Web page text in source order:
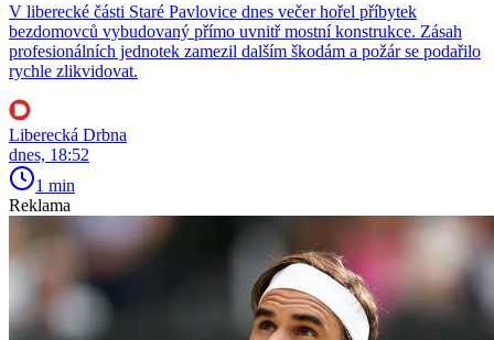
V liberecké části Staré Pavlovice dnes večer hořel příbytek
bezdomovců vybudovaný přímo uvnitř mostní konstrukce. Zásah
profesionálních jednotek zamezil dalším škodám a požár se podařilo
rychle zlikvidovat.
Liberecká Drbna
dnes, 18:52
1 min
Reklama